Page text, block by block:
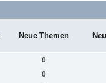
Neue Themen
0
0